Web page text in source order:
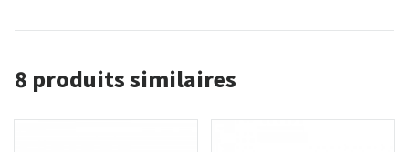
8 produits similaires